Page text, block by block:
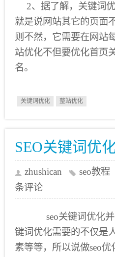
2、据了解，关键词
就是说网站其它的页面
则不然，它需要在网站
站优化不但要优化首页
名。
关键词优化 整站优化
SEO关键词优
zhushican seo教程
条评论
seo关键词优化并
键词优化需要的不仅是
素等等，所以说做seo